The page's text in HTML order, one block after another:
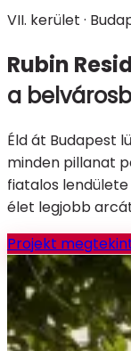
VII. kerület ·
Rubin
a
Éld át Budapest
minden pillanat
fiatalos
élet legjobb
Projekt